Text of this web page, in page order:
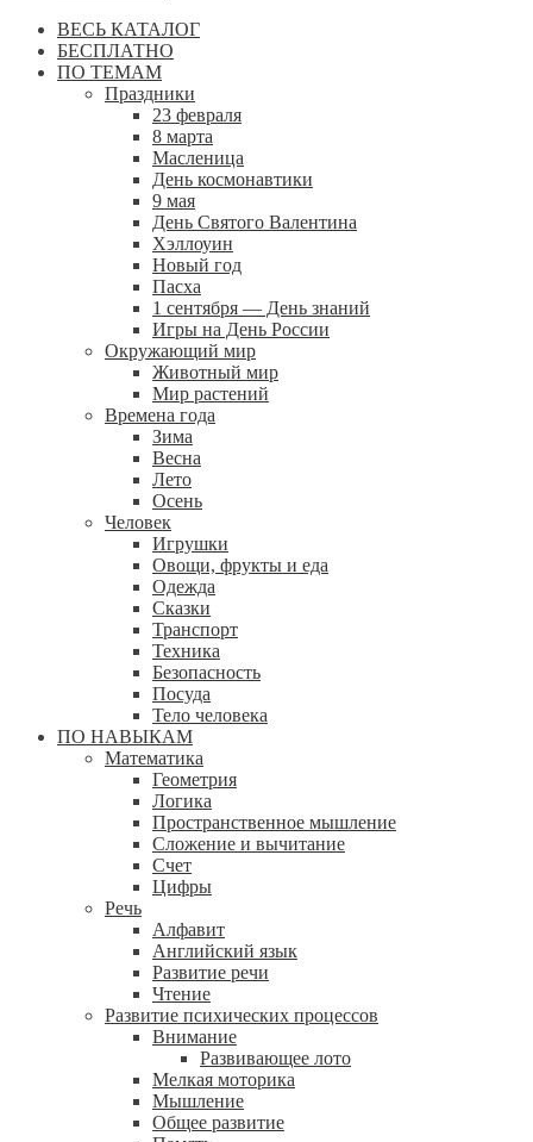
ВЕСЬ КАТАЛОГ
БЕСПЛАТНО
ПО ТЕМАМ
Праздники
23 февраля
8 марта
Масленица
День космонавтики
9 мая
День Святого Валентина
Хэллоуин
Новый год
Пасха
1 сентября — День знаний
Игры на День России
Окружающий мир
Животный мир
Мир растений
Времена года
Зима
Весна
Лето
Осень
Человек
Игрушки
Овощи, фрукты и еда
Одежда
Сказки
Транспорт
Техника
Безопасность
Посуда
Тело человека
ПО НАВЫКАМ
Математика
Геометрия
Логика
Пространственное мышление
Сложение и вычитание
Счет
Цифры
Речь
Алфавит
Английский язык
Развитие речи
Чтение
Развитие психических процессов
Внимание
Развивающее лото
Мелкая моторика
Мышление
Общее развитие